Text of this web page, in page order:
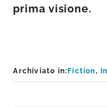
prima visione.
Archiviato in: Fiction,